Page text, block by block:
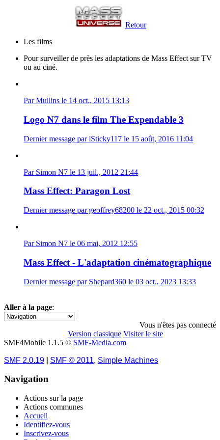
Retour
Les films
Pour surveiller de près les adaptations de Mass Effect sur TV
ou au ciné.
Par Mullins le 14 oct., 2015 13:13
Logo N7 dans le film The Expendable 3
Dernier message par iSticky117 le 15 août, 2016 11:04
Par Simon N7 le 13 juil., 2012 21:44
Mass Effect: Paragon Lost
Dernier message par geoffrey68200 le 22 oct., 2015 00:32
Par Simon N7 le 06 mai, 2012 12:55
Mass Effect - L'adaptation cinématographique
Dernier message par Shepard360 le 03 oct., 2023 13:33
Aller à la page:
1
Vous n'êtes pas connecté
Version classique Visiter le site
SMF4Mobile 1.1.5 © SMF-Media.com
SMF 2.0.19 SMF © 2011, Simple Machines
Navigation
Actions sur la page
Actions communes
Accueil
Identifiez-vous
Inscrivez-vous